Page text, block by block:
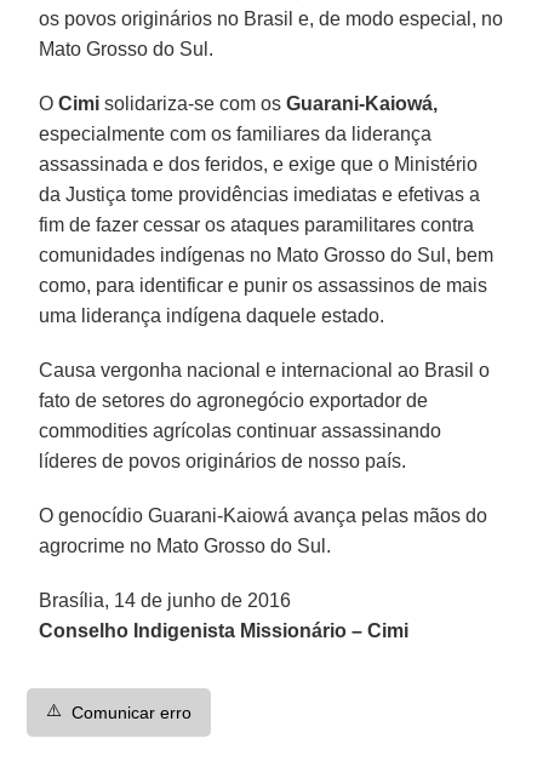
os povos originários no Brasil e, de modo especial, no
Mato Grosso do Sul.
OCimi solidariza-se com osGuarani-Kaiowá,
especialmente com os familiares da liderança
assassinada e dos feridos, e exige que o Ministério
da Justiça tome providências imediatas e efetivas a
fim de fazer cessar os ataques paramilitares contra
comunidades indígenas no Mato Grosso do Sul, bem
como, para identificar e punir os assassinos de mais
uma liderança indígena daquele estado.
Causa vergonha nacional e internacional ao Brasil o
fato de setores do agronegócio exportador de
commodities agrícolas continuar assassinando
líderes de povos originários de nosso país.
O genocídio Guarani-Kaiowá avança pelas mãos do
agrocrime no Mato Grosso do Sul.
Brasília, 14 de junho de 2016
Conselho Indigenista Missionário – Cimi
⚠️ Comunicar erro